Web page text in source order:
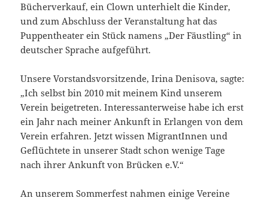
Bücherverkauf, ein Clown unterhielt die Kinder,
und zum Abschluss der Veranstaltung hat das
Puppentheater ein Stück namens „Der Fäustling“ in
deutscher Sprache aufgeführt.
Unsere Vorstandsvorsitzende, Irina Denisova, sagte:
„Ich selbst bin 2010 mit meinem Kind unserem
Verein beigetreten. Interessanterweise habe ich erst
ein Jahr nach meiner Ankunft in Erlangen von dem
Verein erfahren. Jetzt wissen MigrantInnen und
Geflüchtete in unserer Stadt schon wenige Tage
nach ihrer Ankunft von Brücken e.V.“
An unserem Sommerfest nahmen einige Vereine